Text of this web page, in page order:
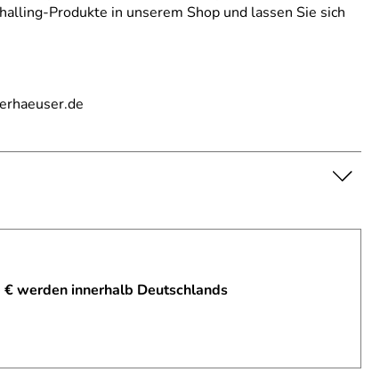
Produkte in unserem Shop und lassen Sie sich
werden innerhalb Deutschlands